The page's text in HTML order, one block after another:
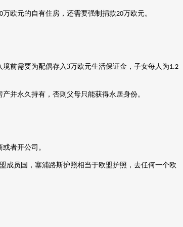
万欧元的自有住房，还需要强制捐款20万欧元。
前需要为配偶存入 3万欧元生活保证金，子女每人为1.2
产并永久持有，否则父母只能获得永居身份。
者开公司。
成员国，塞浦路斯护照相当于欧盟护照，去任何一个欧